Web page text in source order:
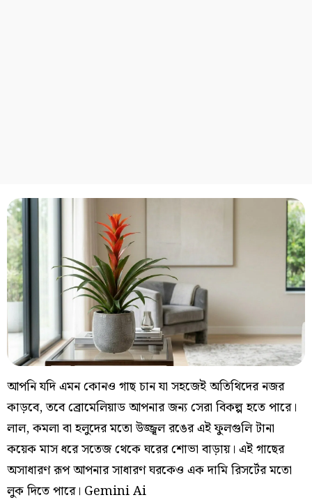
আপনি যদি এমন কোনও গাছ চান যা সহজেই অতিথিদের নজর
কাড়বে, তবে ব্রোমেলিয়াড আপনার জন্য সেরা বিকল্প হতে পারে।
লাল, কমলা বা হলুদের মতো উজ্জ্বল রঙের এই ফুলগুলি টানা
কয়েক মাস ধরে সতেজ থেকে ঘরের শোভা বাড়ায়। এই গাছের
অসাধারণ রূপ আপনার সাধারণ ঘরকেও এক দামি রিসর্টের মতো
লুক দিতে পারে। Gemini Ai